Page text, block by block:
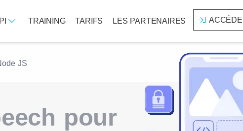
TRAINING TARIFS LES PARTENAIRES
JS
pour